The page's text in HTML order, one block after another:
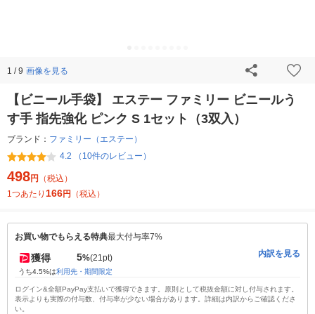
1 / 9 画像を見る
【ビニール手袋】 エステー ファミリー ビニールう
す手 指先強化 ピンク S 1セット（3双入）
ブランド： ファミリー（エステー）
4.2 （10件のレビュー）
498円
（税込）
1つあたり 166円 （税込）
お買い物でもらえる特典最大付与率7%
獲得 5%(21pt)
うち4.5%は利用先・期間限定
内訳を見る
ログイン&全額PayPay支払いで獲得できます。原則として税抜金額に対し付与されます。
表示よりも実際の付与数、付与率が少ない場合があります。詳細は内訳からご確認くださ
い。